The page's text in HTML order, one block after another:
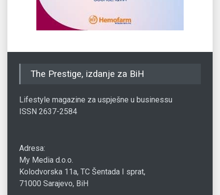
The Prestige, izdanje za BiH
Lifestyle magazine za uspješne u businessu
ISSN 2637-2584
Adresa:
My Media d.o.o.
Kolodvorska 11a, TC Šentada I sprat,
71000 Sarajevo, BiH